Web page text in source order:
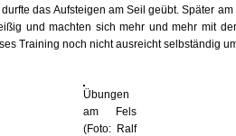
das Aufsteigen am Seil geübt. Später
und machten sich mehr und mehr mit
Training noch nicht ausreicht selbständig
Übungen
am Fels
(Foto: Ralf